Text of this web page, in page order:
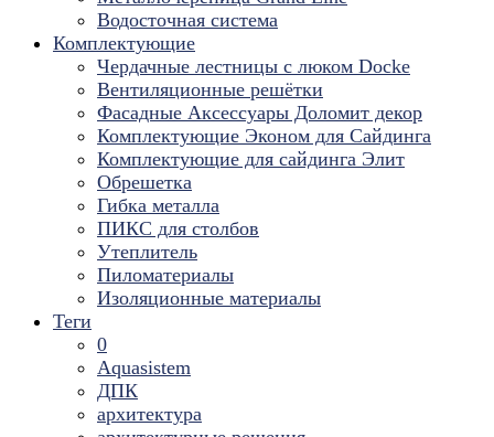
Водосточная система
Комплектующие
Чердачные лестницы с люком Docke
Вентиляционные решётки
Фасадные Аксессуары Доломит декор
Комплектующие Эконом для Сайдинга
Комплектующие для cайдинга Элит
Обрешетка
Гибка металла
ПИКС для столбов
Утеплитель
Пиломатериалы
Изоляционные материалы
Теги
0
Aquasistem
ДПК
архитектура